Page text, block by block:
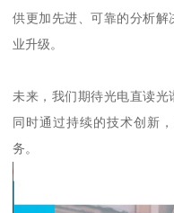
供更加先进、可靠的分析
业升级。
未来，我们期待光电直读光
同时通过持续的技术创新
务。